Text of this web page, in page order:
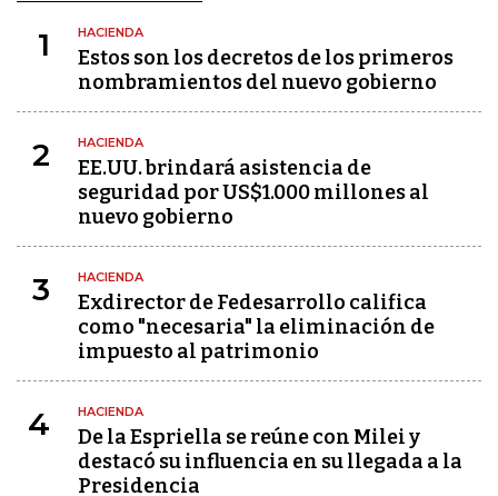
1 HACIENDA
Estos son los decretos de los primeros
nombramientos del nuevo gobierno
2 HACIENDA
EE.UU. brindará asistencia de
seguridad por US$1.000 millones al
nuevo gobierno
3 HACIENDA
Exdirector de Fedesarrollo califica
como "necesaria" la eliminación de
impuesto al patrimonio
4 HACIENDA
De la Espriella se reúne con Milei y
destacó su influencia en su llegada a la
Presidencia